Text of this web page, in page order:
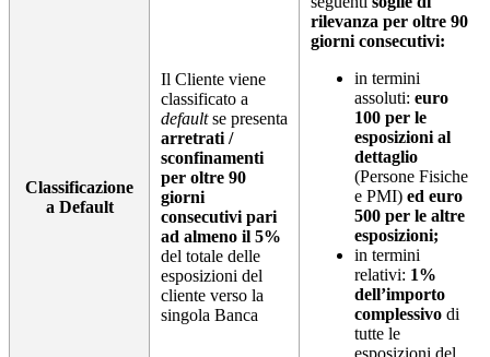
Classificazione
a Default
Il Cliente viene
classificato a
defaultse presenta
arretrati /
sconfinamenti
per oltre 90
giorni
consecutivi pari
ad almeno il 5%
del totale delle
esposizioni del
cliente verso la
singola Banca
rilevanza per oltre 90
giorni consecutivi:
in termini
assoluti: euro
100 per le
esposizioni al
dettaglio
(Persone Fisiche
e PMI) ed euro
500 per le altre
esposizioni;
in termini
relativi: 1%
dell’importo
complessivo di
tutte le
esposizioni del